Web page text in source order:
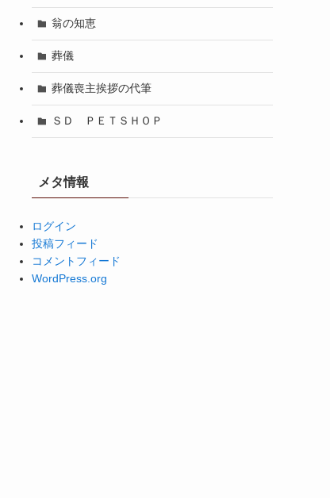
翁の知恵
葬儀
葬儀喪主挨拶の代筆
ＳＤ ＰＥＴＳＨＯＰ
メタ情報
ログイン
投稿フィード
コメントフィード
WordPress.org